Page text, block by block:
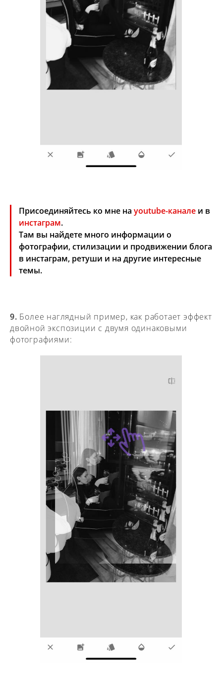
Присоединяйтесь ко мне на youtube-канале и в
инстаграм.
Там вы найдете много информации о
фотографии, стилизации и продвижении блога
в инстаграм, ретуши и на другие интересные
темы.
9. Более наглядный пример, как работает эффект
двойной экспозиции с двумя одинаковыми
фотографиями: